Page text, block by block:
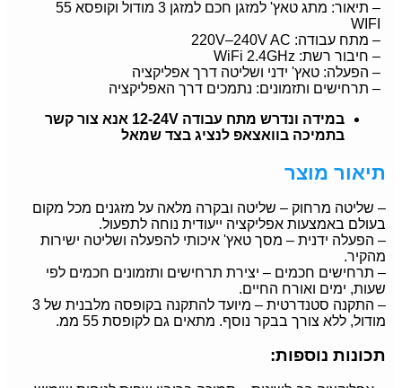
WIFI
– מתח עבודה: 220V–240V AC
– חיבור רשת: WiFi 2.4GHz
– הפעלה: טאץ' ידני ושליטה דרך אפליקציה
– תרחישים ותזמונים: נתמכים דרך האפליקציה
במידה ונדרש מתח עבודה 12-24V אנא צור קשר
בתמיכה בוואצאפ לנציג בצד שמאל
תיאור מוצר
– שליטה מרחוק – שליטה ובקרה מלאה על מזגנים מכל מקום
בעולם באמצעות אפליקציה ייעודית נוחה לתפעול.
– הפעלה ידנית – מסך טאץ' איכותי להפעלה ושליטה ישירות
מהקיר.
– תרחישים חכמים – יצירת תרחישים ותזמונים חכמים לפי
שעות, ימים ואורח החיים.
– התקנה סטנדרטית – מיועד להתקנה בקופסה מלבנית של 3
מודול, ללא צורך בבקר נוסף. מתאים גם לקופסת 55 ממ.
תכונות נוספות: